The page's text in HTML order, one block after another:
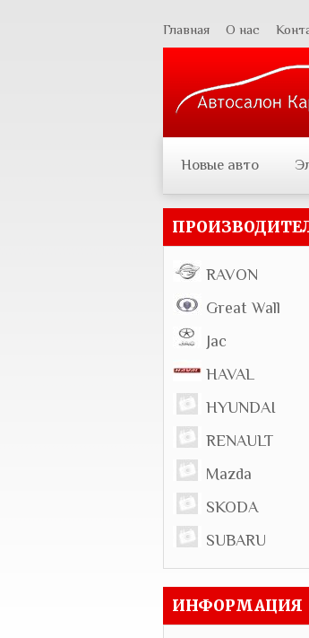
Главная О нас
Новые авто
RAVON
Great Wall
Jac
HAVAL
HYUNDAI
RENAULT
Mazda
SKODA
SUBARU
ИНФОРМАЦИЯ